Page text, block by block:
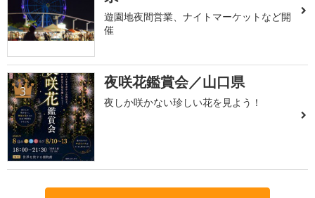
遊園地夜間営業、ナイトマーケットなど開
催
3 夜咲花鑑賞会／山口県
夜しか咲かない珍しい花を見よう！